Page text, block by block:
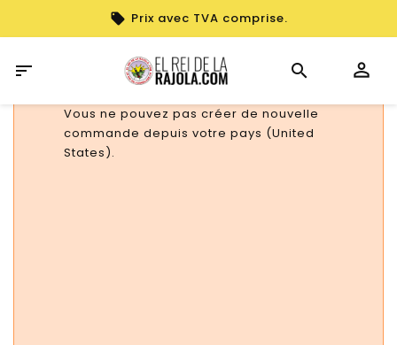
Prix avec TVA comprise.

Vous ne pouvez pas créer de nouvelle
commande depuis votre pays (United
States).